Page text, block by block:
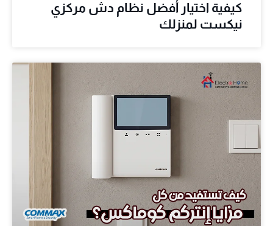
كيفية اختيار أفضل نظام دش مركزي
نيكست لمنزلك